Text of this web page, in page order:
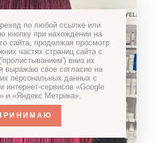
по любой ссылке или
кнопку при нахождении на
сайта, продолжая просмотр
частях страниц сайта с
вниз их
выражаю свое согласие на
персональных данных с
интернет-сервисов «Google
и «Яндекс Метрика».